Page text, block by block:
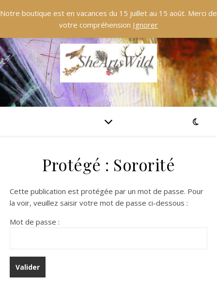
Notre boutique est en vacances du 15 juillet au 15 août. Merci de
votre compréhension Ignorer
Protégé : Sororité
Cette publication est protégée par un mot de passe. Pour
la voir, veuillez saisir votre mot de passe ci-dessous :
Mot de passe :